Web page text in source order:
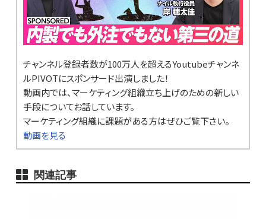
チャンネル登録者数が100万人を超えるYoutubeチャンネ
ルPIVOTにスポンサード出演しました！
動画内では、マーケティング組織立ち上げのための新しい
手段についてお話しています。
マーケティング組織に課題がある方はぜひご覧下さい。
動画を見る
関連記事